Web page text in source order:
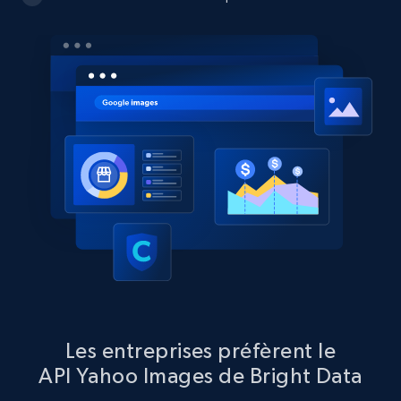
Les entreprises préfèrent le
API Yahoo Images de Bright Data